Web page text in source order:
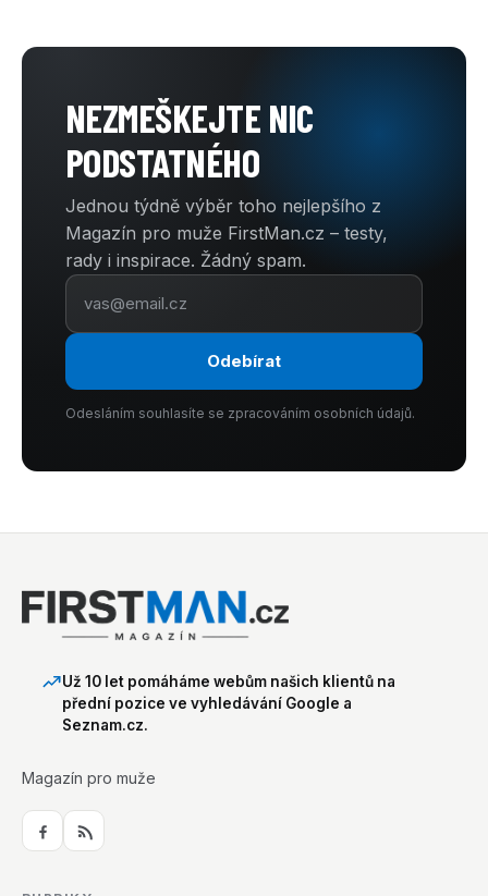
NEZMEŠKEJTE NIC
PODSTATNÉHO
Jednou týdně výběr toho nejlepšího z
Magazín pro muže FirstMan.cz – testy,
rady i inspirace. Žádný spam.
Odebírat
Odesláním souhlasíte se zpracováním osobních údajů.
Už 10 let pomáháme webům našich klientů na
přední pozice ve vyhledávání Google a
Seznam.cz.
Magazín pro muže